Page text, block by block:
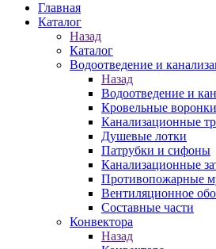
Главная
Каталог
Назад
Каталог
Водоотведение и
Назад
Водоотведение и
Кровельные воронки
Канализационные
Душевые лотки
Патрубки и сифоны
Канализационные
Противопожарные
Вентиляционное
Составные части
Конвектора
Назад